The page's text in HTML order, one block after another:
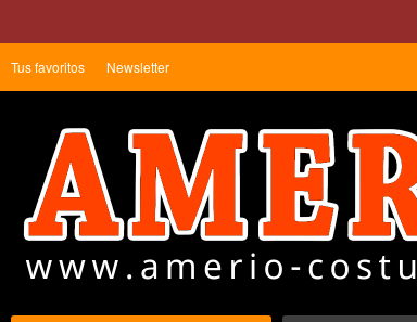
Tus favoritos Newsletter